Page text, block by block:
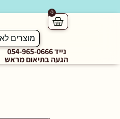
0
מוצרים
נייד 054-965-0666
הגעה בתיאום מראש